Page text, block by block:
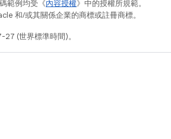
範例均受《內容授權》中的授權所規範。
和/或其關係企業的商標或註冊商標。
(世界標準時間)。